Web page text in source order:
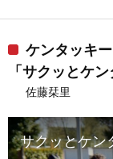
ケンタッキ
「サクッとケ
佐藤栞里
サクッとケン